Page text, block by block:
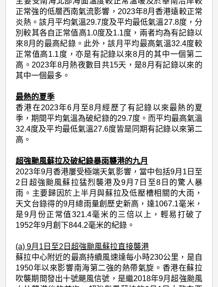
正常強的低層西南氣流影響，2023年8月香港遠較正常
炎熱。該月平均氣溫29.7度及平均最低氣溫27.8度，分
別較其各自正常值高1.0度及1.1度，兩者均為有記錄以
來8月的最高紀錄。此外，該月平均最高氣溫32.4度較
正常值高1.1度，亦是有記錄以來8月的其中一個第二
高。2023年8月熱夜數目共15天，是8月有記錄以來的
其中一個最多。
最熱的夏季
香港在2023年6月至8月經歷了有記錄以來最熱的夏
季，期間平均氣溫為破紀錄的29.7度。而平均最高氣溫
32.4度及平均最低氣溫27.6度皆是同期有記錄以來第二
高。
超強颱風蘇拉及破紀錄暴雨襲港的九月
2023年9月香港屢受極端天氣影響，當中包括9月1日至
2日超強颱風蘇拉猛烈襲港及9月7日至8日的驚人暴
雨。主要歸因於上半月與蘇拉及低壓槽相關的大雨，
天文台錄得的9月總雨量創歷史新高，達1067.1毫米，
是9月份正常值321.4毫米的三倍以上，輕易打破了
1952年9月創下844.2毫米的紀錄。
(a) 9月1日至2日超強颱風蘇拉直接襲港
蘇拉中心附近的最高持續風速達每小時230公里，是自
1950年以來影響南海第二強的熱帶氣旋。香港在蘇拉
吹襲期間發出十號颶風信號，是繼2018年9月超強颱風